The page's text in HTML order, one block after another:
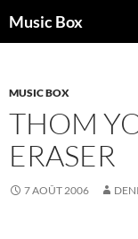
auMusic Box
MUSIC BOX
THOM
ERASER
7 AOÛT 2006